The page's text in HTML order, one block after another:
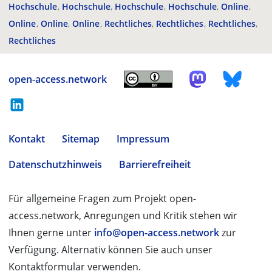
Hochschule Hochschule Hochschule Hochschule Online
Online Online Online Rechtliches Rechtliches Rechtliches
Rechtliches
open-access.network
Kontakt Sitemap
Impressum
Datenschutzhinweis
Barrierefreiheit
Für allgemeine Fragen zum Projekt open-
access.network, Anregungen und Kritik stehen wir
Ihnen gerne unter info@open-access.networkzur
Verfügung. Alternativ können Sie auch unser
Kontaktformular verwenden.